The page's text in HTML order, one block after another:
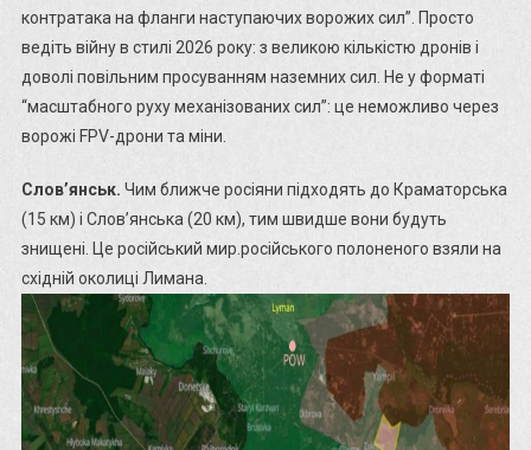
контратака на фланги наступаючих ворожих сил”. Просто
ведіть війну в стилі 2026 року: з великою кількістю дронів і
доволі повільним просуванням наземних сил. Не у форматі
“масштабного руху механізованих сил”: це неможливо через
ворожі FPV-дрони та міни.
Слов’янськ. Чим ближче росіяни підходять до Краматорська
(15 км) і Слов’янська (20 км), тим швидше вони будуть
знищені. Це російський мир.російського полоненого взяли на
східній околиці Лимана.